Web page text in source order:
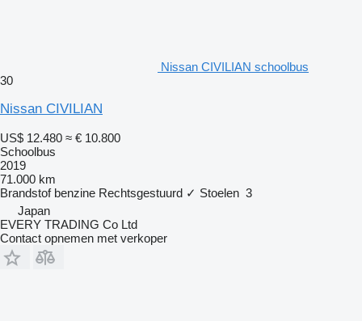
Nissan CIVILIAN schoolbus
30
Nissan CIVILIAN
US$ 12.480 ≈ € 10.800
Schoolbus
2019
71.000 km
Brandstof benzine Rechtsgestuurd ✓ Stoelen 3
Japan
EVERY TRADING Co Ltd
Contact opnemen met verkoper